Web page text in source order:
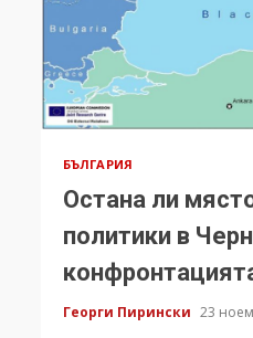
БЪЛГАРИЯ
Остана ли
политики в
Георги Пирински 23